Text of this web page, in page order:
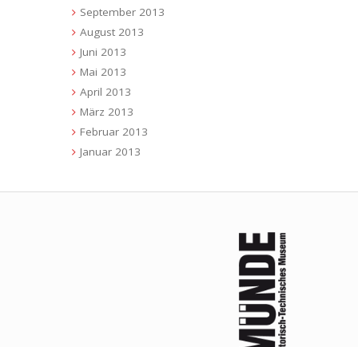
September 2013
August 2013
Juni 2013
Mai 2013
April 2013
März 2013
Februar 2013
Januar 2013